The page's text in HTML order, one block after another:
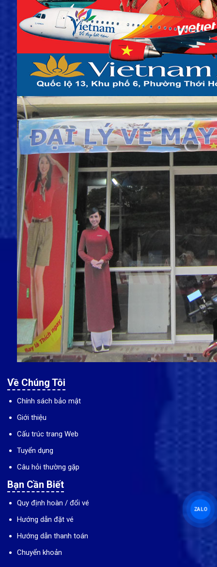
Về Chúng Tôi
Chính sách bảo mật
Giới thiệu
Cấu trúc trang Web
Tuyển dụng
Câu hỏi thường gặp
Bạn Cần Biết
Quy định hoàn / đổi vé
Hướng dẫn đặt vé
Hướng dẫn thanh toán
Chuyển khoản
ZALO